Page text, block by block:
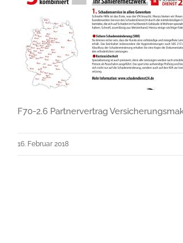
F70-2.6 Partnervertrag
16. Februar 2018